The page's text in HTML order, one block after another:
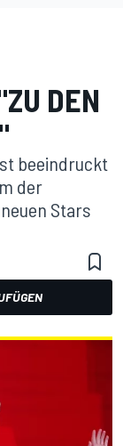
DEN
beeindruckt
der
Stars